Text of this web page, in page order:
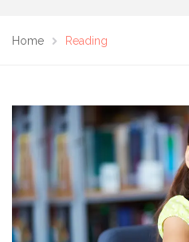
Home Reading